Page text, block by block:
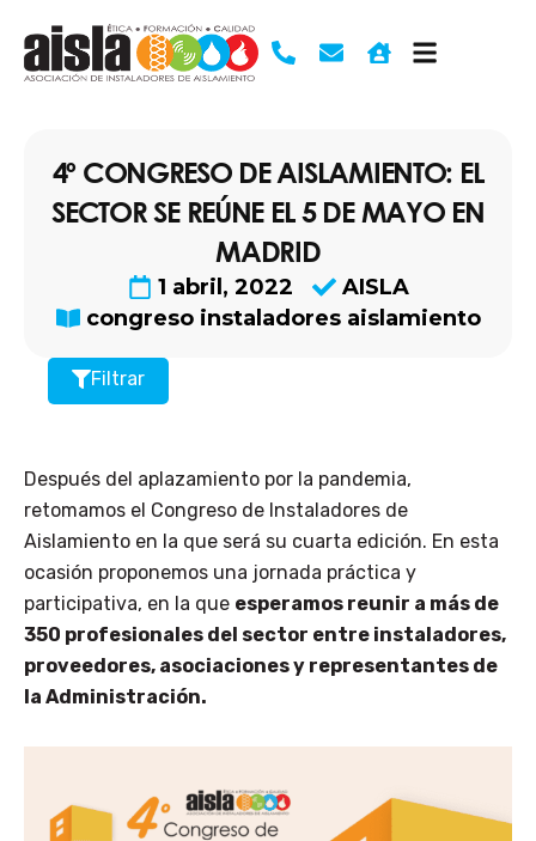
contenido
4º CONGRESO DE AISLAMIENTO: EL
SECTOR SE REÚNE EL 5 DE MAYO EN
MADRID
1 abril, 2022
AISLA
congreso instaladores aislamiento
Filtrar
Después del aplazamiento por la pandemia,
retomamos el Congreso de Instaladores de
Aislamiento en la que será su cuarta edición. En esta
ocasión proponemos una jornada práctica y
participativa, en la que esperamos reunir a más de
350 profesionales del sector entre instaladores,
proveedores, asociaciones y representantes de
la Administración.